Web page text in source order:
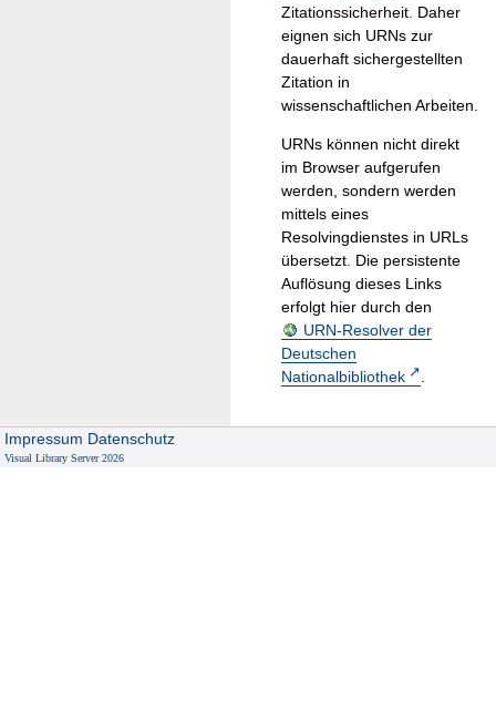
Zitationssicherheit. Daher
eignen sich URNs zur
dauerhaft sichergestellten
Zitation in
wissenschaftlichen Arbeiten.
URNs können nicht direkt
im Browser aufgerufen
werden, sondern werden
mittels eines
Resolvingdienstes in URLs
übersetzt. Die persistente
Auflösung dieses Links
erfolgt hier durch den
URN-Resolver der
Deutschen
Nationalbibliothek
.
Impressum Datenschutz
Visual Library Server 2026